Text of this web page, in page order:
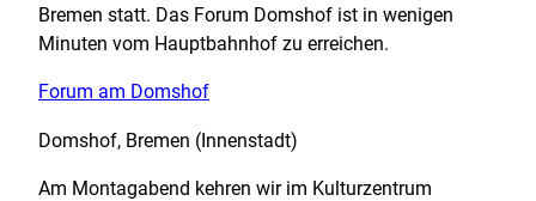
Bremen statt. Das Forum Domshof ist in wenigen
Minuten vom Hauptbahnhof zu erreichen.
Forum am Domshof
Domshof, Bremen (Innenstadt)
Am Montagabend kehren wir im Kulturzentrum